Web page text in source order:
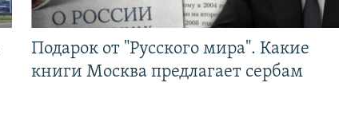
Подарок от "Русского мира". Какие
книги Москва предлагает сербам